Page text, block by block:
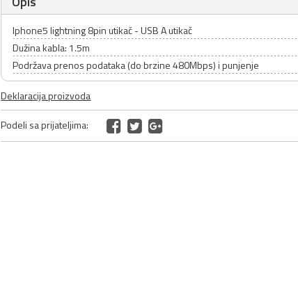
Iphone5 lightning 8pin utikač - USB A utikač
Dužina kabla: 1.5m
Podržava prenos podataka (do brzine 480Mbps) i punjenje
Deklaracija proizvoda
Podeli sa prijateljima: